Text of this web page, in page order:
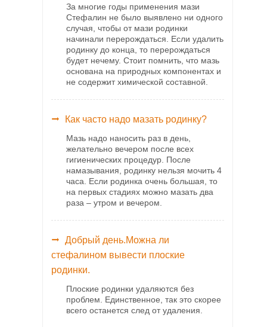
За многие годы применения мази
Стефалин не было выявлено ни одного
случая, чтобы от мази родинки
начинали перерождаться. Если удалить
родинку до конца, то перерождаться
будет нечему. Стоит помнить, что мазь
основана на природных компонентах и
не содержит химической составной.
Как часто надо мазать родинку?
Мазь надо наносить раз в день,
желательно вечером после всех
гигиенических процедур. После
намазывания, родинку нельзя мочить 4
часа. Если родинка очень большая, то
на первых стадиях можно мазать два
раза – утром и вечером.
Добрый день.Можна ли
стефалином вывести плоские
родинки.
Плоские родинки удаляются без
проблем. Единственное, так это скорее
всего останется след от удаления.